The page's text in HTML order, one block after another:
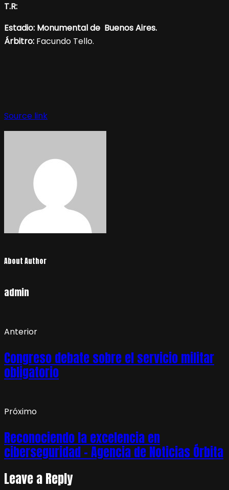
T.R:
Estadio: Monumental de Buenos Aires.
Árbitro: Facundo Tello.
Source link
About Author
admin
Anterior
Congreso debate sobre el servicio militar
obligatorio
Próximo
Reconociendo la excelencia en
ciberseguridad – Agencia de Noticias Órbita
Leave a Reply